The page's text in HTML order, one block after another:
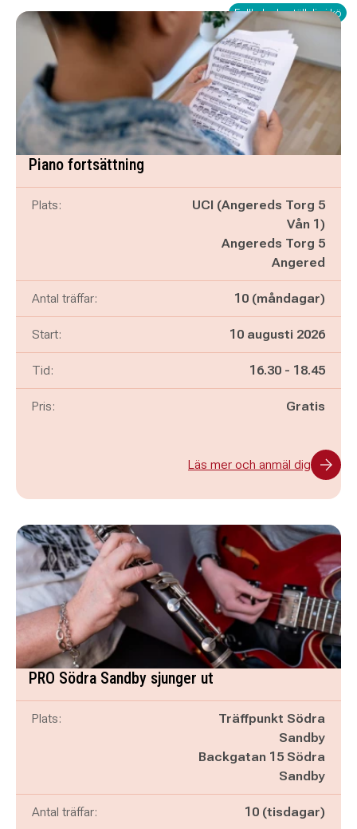
Fullbokad - ställ dig i kö
Piano fortsättning
Plats:
UCI (Angereds Torg 5
Vån 1)
Angereds Torg 5
Angered
Antal träffar: 10 (måndagar)
Start: 10 augusti 2026
Tid: Pågår mellan
16.30 - och
18.45
Pris: Gratis
Läs mer och anmäl dig
PRO Södra Sandby sjunger ut
Plats:
Träffpunkt Södra
Sandby
Backgatan 15 Södra
Sandby
Antal träffar: 10 (tisdagar)